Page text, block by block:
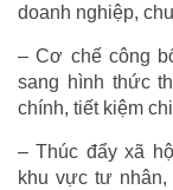
doanh nghiệp,
– Cơ chế công
sang hình thức
chính, tiết kiệm
– Thúc đẩy xã
khu vực tư